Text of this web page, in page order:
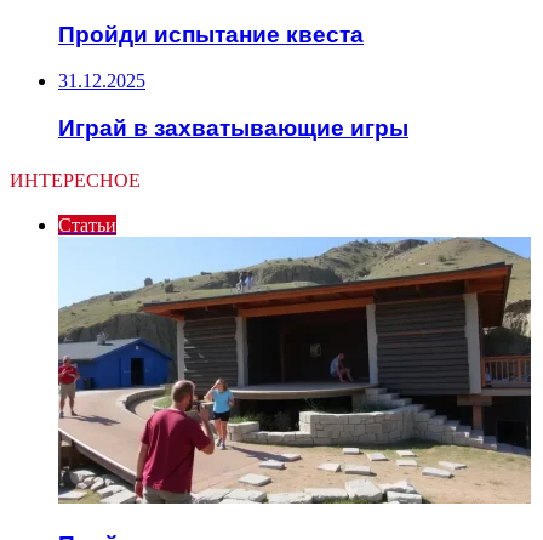
Пройди испытание квеста
31.12.2025
Играй в захватывающие игры
ИНТЕРЕСНОЕ
Статьи